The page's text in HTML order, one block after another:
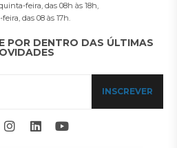
feira, das 08h às 18h,
feira, das 08 às 17h.
POR DENTRO DAS ÚLTIMAS
INSCREVER